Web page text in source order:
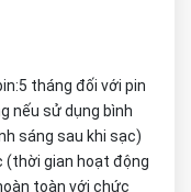
tháng đối với pin
nếu sử dụng bình
sáng sau khi sạc)
(thời gian hoạt động
toàn với chức